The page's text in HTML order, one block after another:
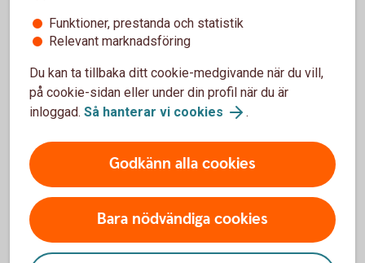
Stöd och bidrag att söka på energiområdet
(energimyndigheten.se)
Så kan ni få hjälp
Ramboll
Funktioner, prestanda och statistik
Relevant marknadsföring
Du kan ta tillbaka ditt cookie-medgivande när du vill,
på cookie-sidan eller under din profil när du är
inloggad. Så hanterar vi cookies .
Godkänn alla cookies
Bara nödvändiga cookies